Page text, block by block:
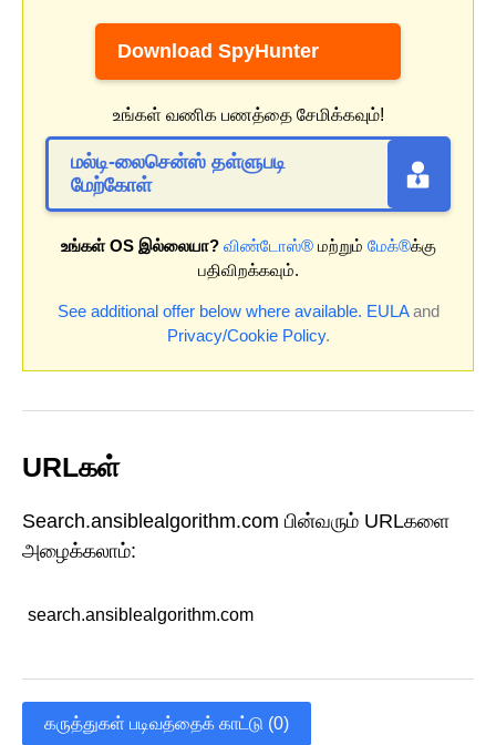
Download SpyHunter
உங்கள் வணிக பணத்தை சேமிக்கவும்!
மல்டி-லைசென்ஸ் தள்ளுபடி
மேற்கோள்
உங்கள் OS இல்லையா? விண்டோஸ்®மற்றும் மேக்®க்கு
பதிவிறக்கவும்.
See additional offer below where available. EULAand
Privacy/Cookie Policy.
URLகள்
Search.ansiblealgorithm.com பின்வரும் URLகளை
அழைக்கலாம்:
search.ansiblealgorithm.com
கருத்துகள் படிவத்தைக் காட்டு (0)